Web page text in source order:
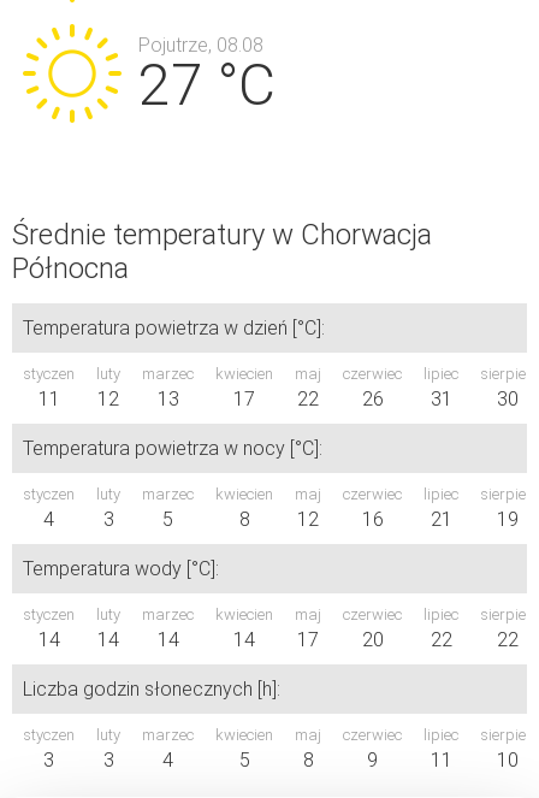
Pojutrze, 08.08
27 °C
Średnie temperatury w Chorwacja
Północna
Temperatura powietrza w dzień [°C]:
styczen
11
luty
12
marzec
13
kwiecien
17
maj
22
czerwiec
26
lipiec
31
sierpień
30
Temperatura powietrza w nocy [°C]:
styczen
4
luty
3
marzec
5
kwiecien
8
maj
12
czerwiec
16
lipiec
21
sierpień
19
Temperatura wody [°C]:
styczen
14
luty
14
marzec
14
kwiecien
14
maj
17
czerwiec
20
lipiec
22
sierpień
22
Liczba godzin słonecznych [h]:
styczen
3
luty
3
marzec
4
kwiecien
5
maj
8
czerwiec
9
lipiec
11
sierpień
10